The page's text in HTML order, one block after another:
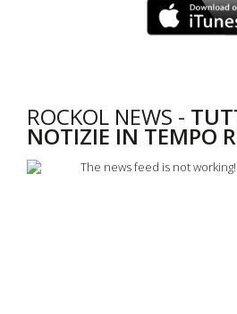
ROCKOL NEWS -
NOTIZIE IN TEMPO